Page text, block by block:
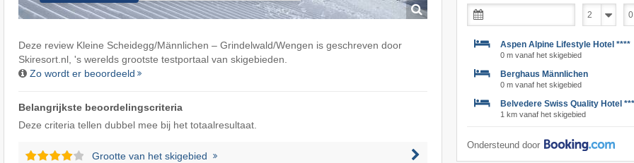
Deze review Kleine Scheidegg/​Männlichen – Grindelwald/​Wengen is geschreven door
Skiresort.nl, 's werelds grootste testportaal van skigebieden.
Zo wordt er beoordeeld
Belangrijkste beoordelingscriteria
Deze criteria tellen dubbel mee bij het totaalresultaat.
Grootte van het skigebied
Aspen Alpine Lifestyle Hotel ****
0 m vanaf het skigebied
Berghaus Männlichen
0 m vanaf het skigebied
Belvedere Swiss Quality Hotel
1 km vanaf het skigebied
Ondersteund door